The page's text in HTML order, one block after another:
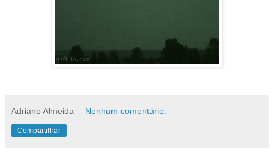
Adriano Almeida Nenhum comentário:
Compartilhar